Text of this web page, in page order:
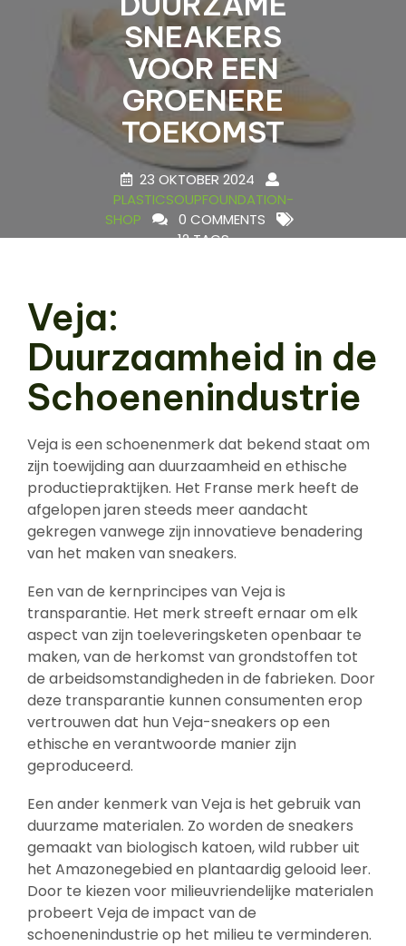
SNEAKERS
VOOR EEN
GROENERE
TOEKOMST
23 OKTOBER 2024
PLASTICSOUPFOUNDATION-
SHOP
0 COMMENTS
12 TAGS
Veja:
Duurzaamheid in de
Schoenenindustrie
Veja is een schoenenmerk dat bekend staat om
zijn toewijding aan duurzaamheid en ethische
productiepraktijken. Het Franse merk heeft de
afgelopen jaren steeds meer aandacht
gekregen vanwege zijn innovatieve benadering
van het maken van sneakers.
Een van de kernprincipes van Veja is
transparantie. Het merk streeft ernaar om elk
aspect van zijn toeleveringsketen openbaar te
maken, van de herkomst van grondstoffen tot
de arbeidsomstandigheden in de fabrieken. Door
deze transparantie kunnen consumenten erop
vertrouwen dat hun Veja-sneakers op een
ethische en verantwoorde manier zijn
geproduceerd.
Een ander kenmerk van Veja is het gebruik van
duurzame materialen. Zo worden de sneakers
gemaakt van biologisch katoen, wild rubber uit
het Amazonegebied en plantaardig gelooid leer.
Door te kiezen voor milieuvriendelijke materialen
probeert Veja de impact van de
schoenenindustrie op het milieu te verminderen.